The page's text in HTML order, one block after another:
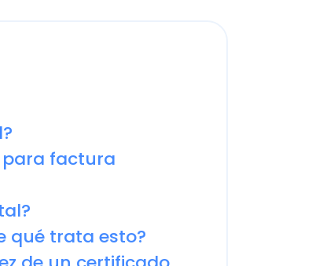
trata esto?
un certificado